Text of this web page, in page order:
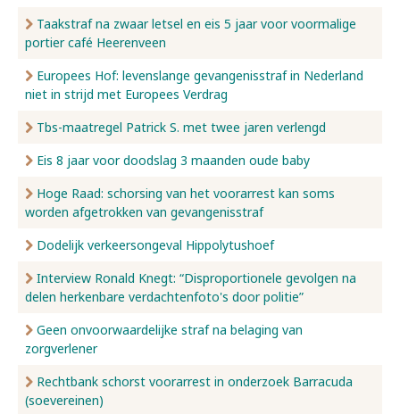
Taakstraf na zwaar letsel en eis 5 jaar voor voormalige
portier café Heerenveen
Europees Hof: levenslange gevangenisstraf in Nederland
niet in strijd met Europees Verdrag
Tbs-maatregel Patrick S. met twee jaren verlengd
Eis 8 jaar voor doodslag 3 maanden oude baby
Hoge Raad: schorsing van het voorarrest kan soms
worden afgetrokken van gevangenisstraf
Dodelijk verkeersongeval Hippolytushoef
Interview Ronald Knegt: “Disproportionele gevolgen na
delen herkenbare verdachtenfoto's door politie”
Geen onvoorwaardelijke straf na belaging van
zorgverlener
Rechtbank schorst voorarrest in onderzoek Barracuda
(soevereinen)